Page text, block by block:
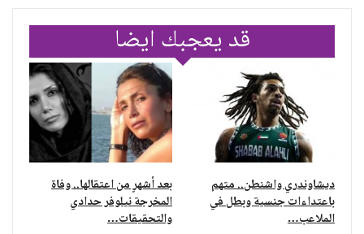
قد يعجبك ايضا
ديشاوندري واشنطن.. متهم
باعتداءات جنسية وبطل في
الملاعب…
بعد أشهرٍ من اعتقالها.. وفاة
المخرجة نيلوفر حدادي
والتحقيقات…